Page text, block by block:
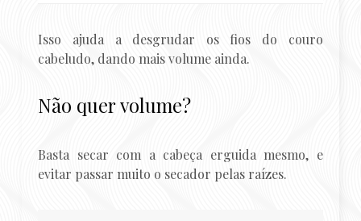
Isso ajuda a desgrudar os fios do couro
cabeludo, dando mais volume ainda.
Não quer volume?
Basta secar com a cabeça erguida mesmo, e
evitar passar muito o secador pelas raízes.